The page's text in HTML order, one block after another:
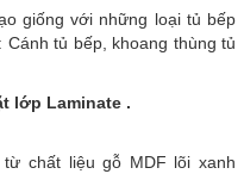
giống với những loại tủ bếp
tủ bếp, khoang thùng tủ
lớp Laminate .
chất liệu gỗ MDF lõi xanh